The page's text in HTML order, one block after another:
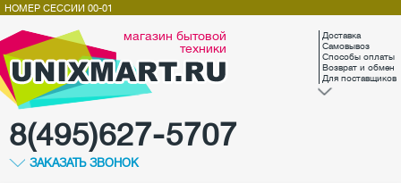
магазин бытовой
техники
8(495)627-5707
ЗАКАЗАТЬ ЗВОНОК
Доставка
Самовывоз
Способы оплаты
Возврат и обмен
Для поставщиков
НОМЕР СЕССИИ 00-01